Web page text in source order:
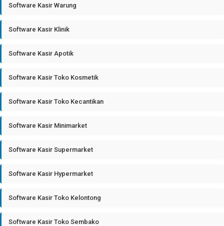
Software Kasir Warung
Software Kasir Klinik
Software Kasir Apotik
Software Kasir Toko Kosmetik
Software Kasir Toko Kecantikan
Software Kasir Minimarket
Software Kasir Supermarket
Software Kasir Hypermarket
Software Kasir Toko Kelontong
Software Kasir Toko Sembako